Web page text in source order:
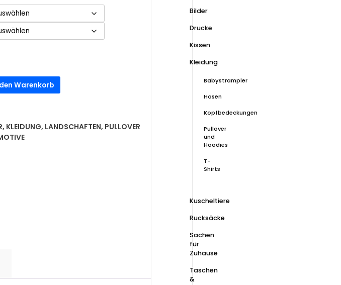
Warenkorb
, KLEIDUNG, LANDSCHAFTEN, PULLOVER
Bilder
Drucke
Kissen
Kleidung
Babystrampler
Hosen
Kopfbedeckungen
Pullover
und
Hoodies
T-
Shirts
Kuscheltiere
Rucksäcke
Sachen
für
Zuhause
Taschen
&